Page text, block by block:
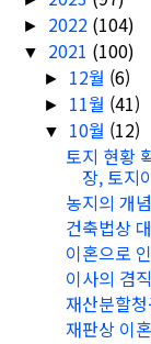
► 2022 (104)
▼ 2021 (100)
► 12월 (6)
► 11월 (41)
▼ 10월 (12)
토지 현황
장, 토지
농지의 개
건축법상
이혼으로
이사의 겸
재산분할
재판상 이